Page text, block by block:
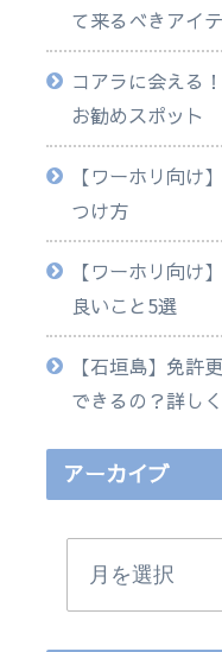
て来るべきアイ
コアラに会える
お勧めスポット
【ワーホリ向け
つけ方
【ワーホリ向け
良いこと5選
【石垣島】免許
できるの？詳し
アーカイブ